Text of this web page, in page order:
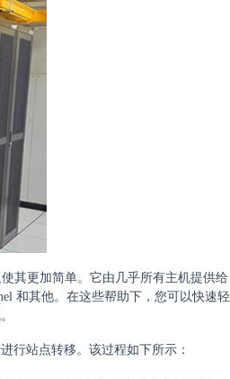
其更加简单。它由几乎所有主机提供给
和其他。在这些帮助下，您可以快速轻
行站点转移。该过程如下所示：